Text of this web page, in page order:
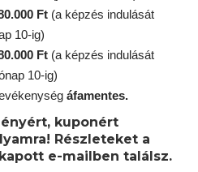
0.000 Ft (a képzés indulását
10-ig)
.000 Ft (a képzés indulását
10-ig)
áfamentes.
kuponért
Részleteket a
e-mailben találsz.